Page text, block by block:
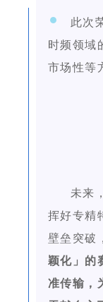
此次
时频领域
市场性等
未来
挥好专精
壁垒突破
颖化」的
准传输，